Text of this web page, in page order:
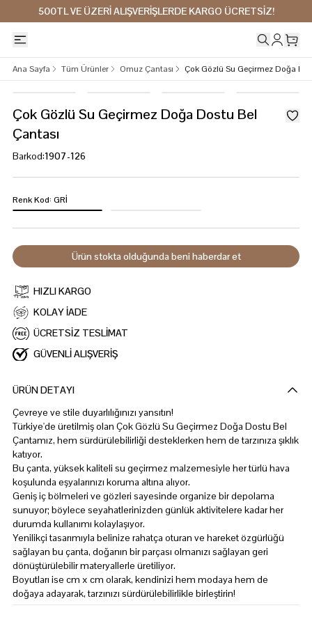
500TL VE ÜZERİ ALIŞVERİŞLERDE KARGO ÜCRETSİZ!
Ana Sayfa Tüm Ürünler Omuz Çantası Çok Gözlü Su Geçirmez Doğa
Çok Gözlü Su Geçirmez Doğa Dostu Bel
Çantası
Barkod:1907-126
Renk Kod: GRİ
Ürün stokta olduğunda beni haberdar et
HIZLI KARGO
KOLAY İADE
ÜCRETSİZ TESLİMAT
GÜVENLİ ALIŞVERİŞ
ÜRÜN DETAYI
Çevreye ve stile duyarlılığınızı yansıtın!
Türkiye'de üretilmiş olan Çok Gözlü Su Geçirmez Doğa Dostu Bel
Çantamız, hem sürdürülebilirliği desteklerken hem de tarzınıza şıklık
katıyor.
Bu çanta, yüksek kaliteli su geçirmez malzemesiyle her türlü hava
koşulunda eşyalarınızı koruma altına alıyor.
Geniş iç bölmeleri ve gözleri sayesinde organize bir depolama
sunuyor; böylece seyahatlerinizden günlük aktivitelere kadar her
durumda kullanımı kolaylaşıyor.
Yenilikçi tasarımıyla belinize rahatça oturan ve hareket özgürlüğü
sağlayan bu çanta, doğanın bir parçası olmanızı sağlayan geri
dönüştürülebilir materyallerle üretiliyor.
Boyutları ise cm x cm olarak, kendinizi hem modaya hem de
doğaya adayarak, tarzınızı sürdürülebilirlikle birleştirin!